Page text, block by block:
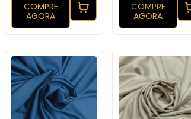
COMPRE
AGORA
COMPRE
AGORA